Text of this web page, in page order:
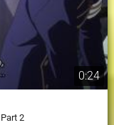
0:24
2